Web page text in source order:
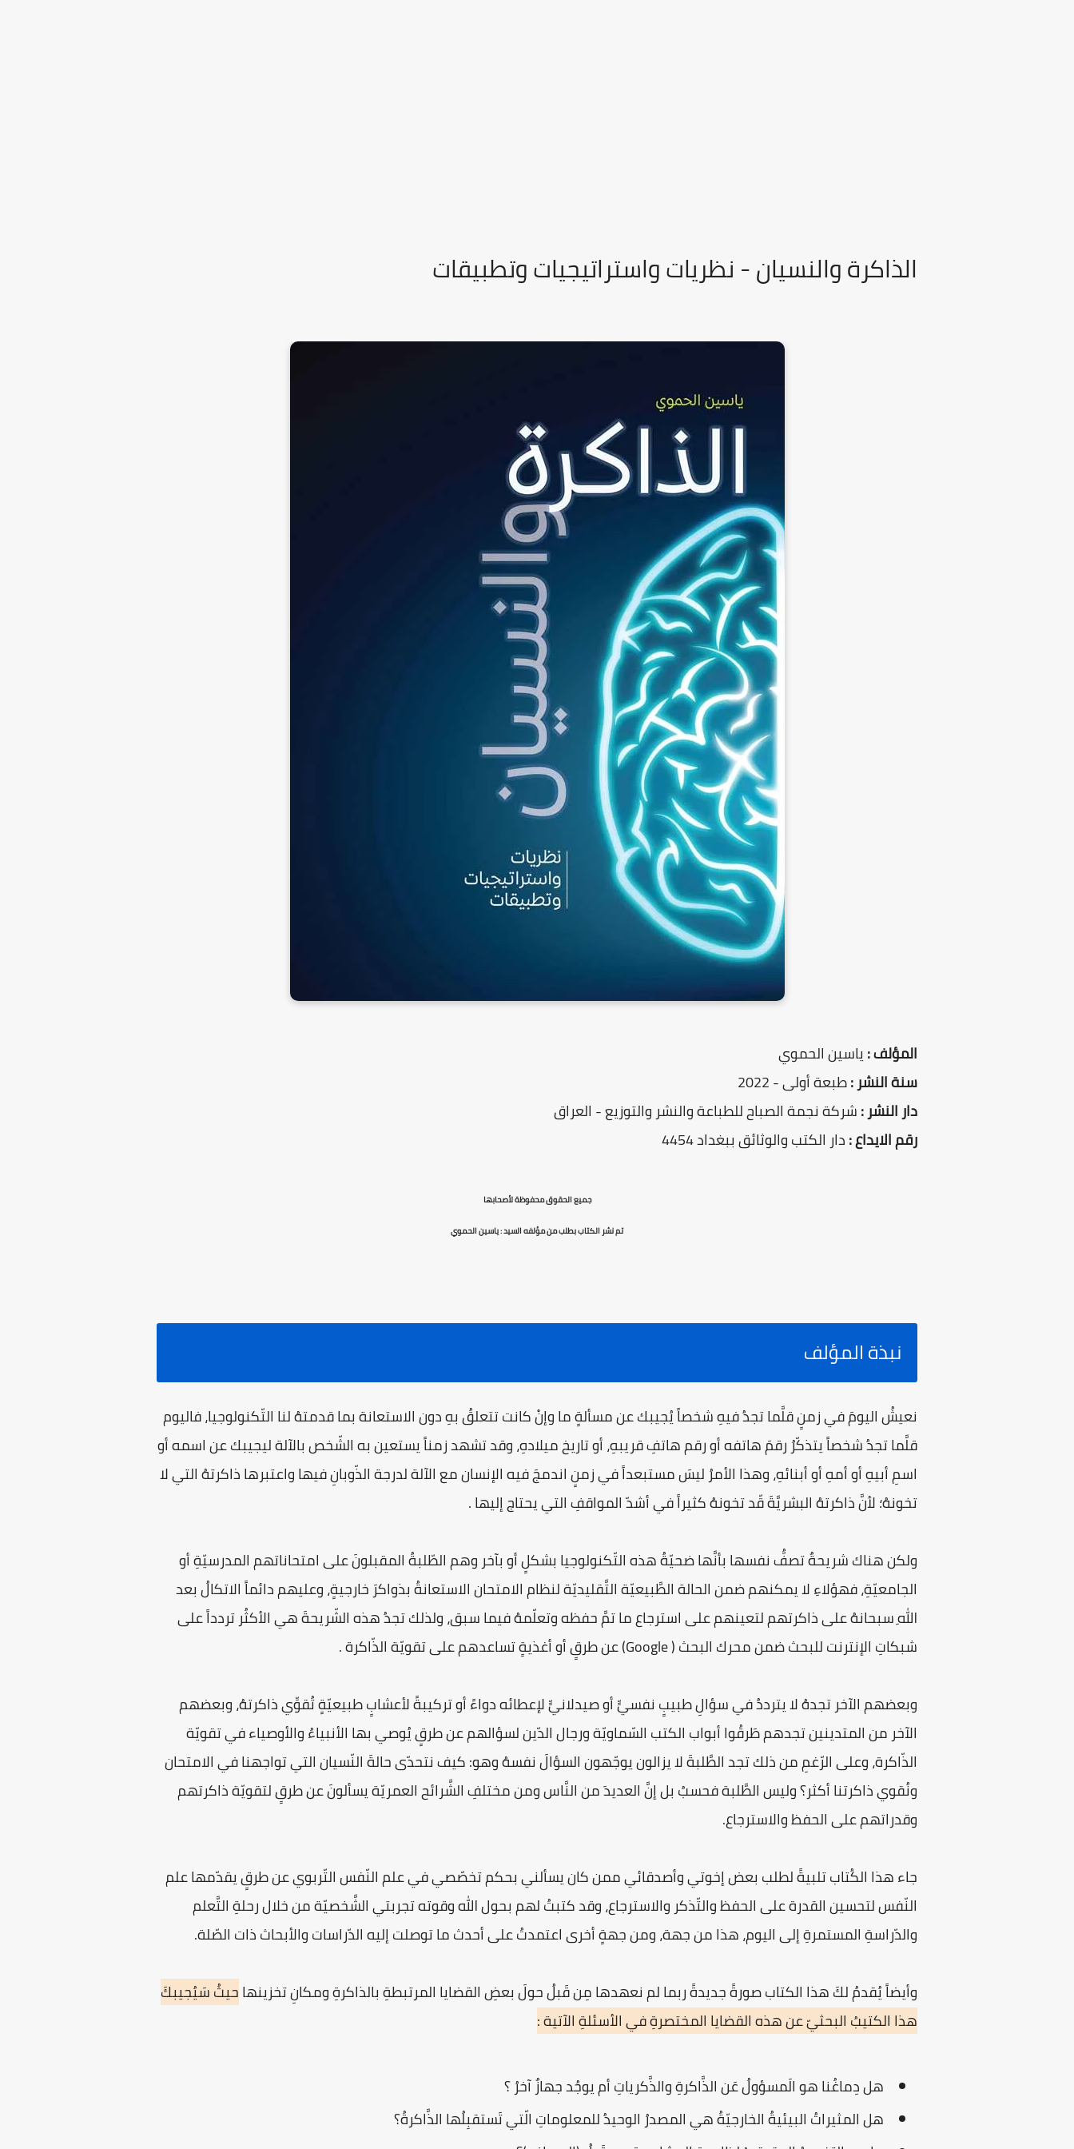
الذاكرة والنسيان - نظريات واستراتيجيات وتطبيقات
المؤلف :ياسين الحموي
سنة النشر :طبعة أولى - 2022
دار النشر :شركة نجمة الصباح للطباعة والنشر والتوزيع - العراق
رقم الايداع :دار الكتب والوثائق ببغداد 4454
جميع الحقوق محفوظة لأصحابها
تم نشر الكتاب بطلب من مؤلفه السيد : ياسين الحموي
نبذة المؤلف
نعيشُ اليومَ في زمنٍ قلَّما تجدُ فيهِ شخصاً يُجيبك عن مسألةٍ ما وإنْ كانت تتعلقُ بهِ دون الاستعانة بما قدمتهُ لنا التّكنولوجيا، فاليوم
قلَّما تجدُ شخصاً يتذكّرُ رقمَ هاتفه أو رقم هاتفِ قريبهِ، أو تاريخ ميلادهِ، وقد تشهد زمناً يستعين به الشّخص بالآلة ليجيبك عن اسمه أو
اسمِ أبيهِ أو أمهِ أو أبنائهِ، وهذا الأمرُ ليسَ مستبعداً في زمنٍ اندمجَ فيه الإنسان مع الآلة لدرجة الذّوبانِ فيها واعتبرها ذاكرتهُ التي لا
تخونهُ؛ لأنَّ ذاكرتهُ البشريَّةَ قّد تخونهُ كثيراً في أشدّ المواقفِ التي يحتاج إليها .
ولكن هناك شريحةٌ تصفُّ نفسها بأنَّها ضحيّةُ هذه التّكنولوجيا بشكلٍ أو بآخر وهم الطّلبةُ المقبلونَ على امتحاناتهم المدرسيّةِ أو
الجامعيّةِ، فهؤلاءِ لا يمكنهم ضمن الحالة الطَّبيعيّة التَّقليديّة لنظام الامتحان الاستعانةُ بذواكرَ خارجيةٍ، وعليهم دائماً الاتكالُ بعد
اللهِ سبحانهُ على ذاكرتهم لتعينهم على استرجاع ما تمَّ حفظه وتعلّمهُ فيما سبق، ولذلك تجدُ هذه الشّريحةَ هي الأكثُر تردداً على
شبكاتِ الإنترنت للبحث ضمن محرك البحث ( Google) عن طرقٍ أو أغذيةٍ تساعدهم على تقويّة الذّاكرة .
وبعضهم الآخر تجدهُ لا يترددُ في سؤالِ طبيبٍ نفسيٍّ أو صيدلانيٍّ لإعطائه دواءً أو تركيبةً لأعشابٍ طبيعيّةٍ تُقوِّي ذاكرتهُ، وبعضهم
الآخر من المتدينين تجدهم طَرقُوا أبواب الكتب السّماويّة ورجال الدّين لسؤالهم عن طرقٍ يُوصي بها الأنبياءُ والأوصياء في تقويّة
الذّاكرة، وعلى الرّغمِ من ذلك تجد الطَّلبةَ لا يزالون يوجّهون السؤالَ نفسهُ وهو: كيف نتحدّى حالةَ النّسيان التي تواجهنا في الامتحان
ونُقوي ذاكرتنا أكثر؟ وليس الطَّلبة فحسبُ بل إنَّ العديدَ من النَّاس ومن مختلفِ الشَّرائح العمريّة يسألونَ عن طرقٍ لتقويّة ذاكرتهم
وقدراتهم على الحفظ والاسترجاع.
جاء هذا الكُتاب تلبيةً لطلب بعض إخوتي وأصدقائي ممن كان يسألني بحكم تخصّصي في علم النّفس التّربوي عن طرقٍ يقدّمها علم
النّفس لتحسين القدرة على الحفظ والتّذكر والاسترجاع، وقد كتبتُ لهم بحول الله وقوته تجربتي الشَّخصيّة من خلال رحلةِ التَّعلم
والدّراسةِ المستمرةِ إلى اليوم، هذا من جهة، ومن جهةٍ أخرى اعتمدتُ على أحدث ما توصلت إليه الدّراسات والأبحاث ذات الصّلة.
وأيضاً يُقدمُ لكَ هذا الكتاب صورةً جديدةً ربما لم نعهدها مِن قَبلُ حولَ بعضِ القضايا المرتبطةِ بالذاكرةِ ومكانِ تخزينهاحيثُ سَيُجيبكَ
هذا الكتيبُ البحثيّ عن هذه القضايا المختصرةِ في الأسئلةِ الآتية :
هل دِماغُنا هو الَمسؤولُ عَن الذَّاكرةِ والذَّكرياتِ أم يوجُد جهازٌ آخرُ ؟
هل المثيراتُ البيئيةُ الخارجيّةُ هي المصدرُ الوحيدُ للمعلوماتِ الّتي تَستقبِلُها الذَّاكرةُ؟